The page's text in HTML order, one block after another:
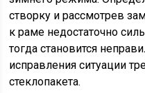
створку и рассмотрев
к раме недостаточно
тогда становится
исправления ситуации
стеклопакета.